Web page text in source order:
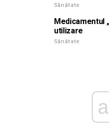
Sănătate
Medicamentul
utilizare
Sănătate